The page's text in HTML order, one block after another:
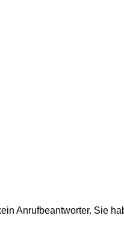
Anrufbeantworter. Sie